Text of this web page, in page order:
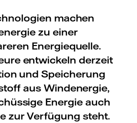
machen
zu einer
Energiequelle.
entwickeln derzeit
und Speicherung
aus Windenergie,
Energie auch
zur Verfügung steht.